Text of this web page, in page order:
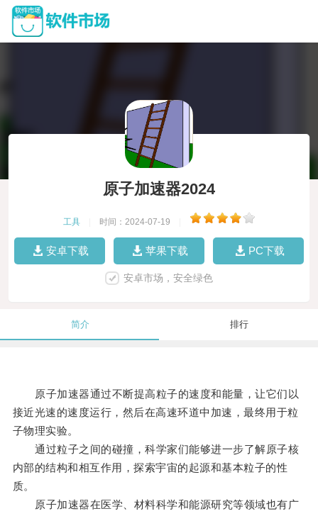
原子加速器2024
工具 时间：2024-07-19
安卓下载 苹果下载 PC下载
安卓市场，安全绿色
简介 排行
原子加速器通过不断提高粒子的速度和能量，让它们以
接近光速的速度运行，然后在高速环道中加速，最终用于粒
子物理实验。
通过粒子之间的碰撞，科学家们能够进一步了解原子核
内部的结构和相互作用，探索宇宙的起源和基本粒子的性
质。
原子加速器在医学、材料科学和能源研究等领域也有广